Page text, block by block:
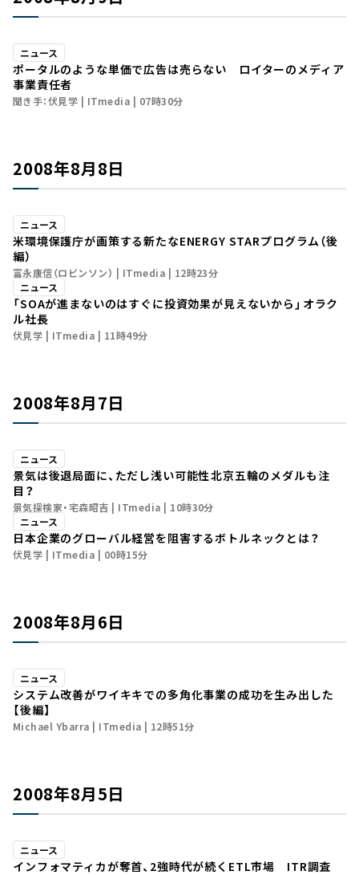
ニュース
ポータルのような単価で広告は売らない ロイターのメディア
事業責任者
聞き手：伏見学 ITmedia 07時30分
2008年8月8日
ニュース
米環境保護庁が画策する新たなENERGY STARプログラム（後
編）
富永康信（ロビンソン） ITmedia
12時23分
ニュース
「SOAが進まないのはすぐに投資効果が見えないから」――オラク
ル社長
伏見学 ITmedia 11時49分
2008年8月7日
ニュース
景気は後退局面に、ただし浅い可能性――北京五輪のメダルも注
目？
景気探検家・宅森昭吉 ITmedia
10時30分
ニュース
日本企業のグローバル経営を阻害するボトルネックとは？
伏見学 ITmedia 00時15分
2008年8月6日
ニュース
システム改善がワイキキでの多角化事業の成功を生み出した
【後編】
Michael Ybarra ITmedia 12時51分
2008年8月5日
ニュース
インフォマティカが奪首、2強時代が続くETL市場 ITR調査